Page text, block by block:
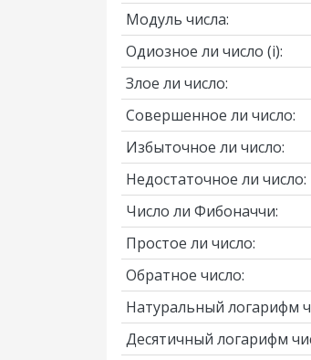
Модуль числа:
Одиозное ли число (i):
Злое ли число:
Совершенное ли число:
Избыточное ли число:
Недостаточное ли число:
Число ли Фибоначчи:
Простое ли число:
Обратное число:
Натуральный логарифм
Десятичный логарифм